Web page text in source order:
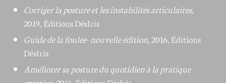
Corriger la posture et les instabilités articulaires,
2019, Éditions DésIris
Guide de la foulée- nouvelle édition, 2016, Éditions
DésIris
Améliorer sa posture du quotidien à la pratique